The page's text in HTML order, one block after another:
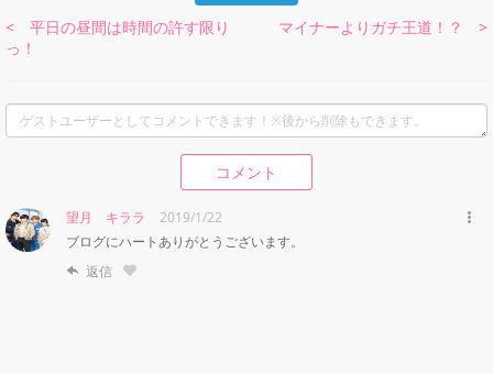
< 平日の昼間は時間の許す限り
っ！
マイナーよりガチ王道！？ >
コメント
望月 キララ
2019/1/22
ブログにハートありがとうございます。
返信